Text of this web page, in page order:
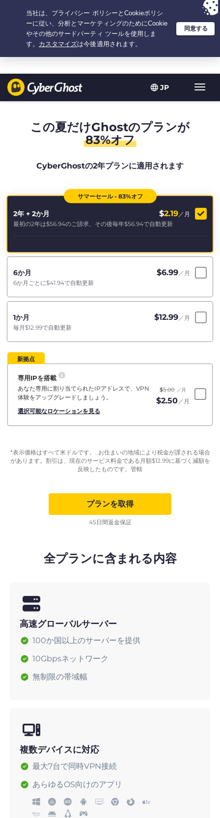
JP
ト
グ
選択プラン：2.1666666666667年間 $ 2.19 /月の 大特価
この夏だけGhostのプランが
83%オフ
CyberGhostの2年プランに適用されます
サマーセール - 83%オフ
2年 + 2か月 $2.19 ／月
最初の2年は$56.94のご請求、その後毎年$56.94で自動更新
6か月 $6.99 ／月
6か月ごとに$41.94で自動更新
1か月 $12.99 ／月
毎月$12.99で自動更新
新拠点
専用IPを搭載
あなた専用に割り当てられたIPアドレスで、VPN
体験をアップグレードしましょう。
選択可能なロケーションを見る
$5.00 ／月
$2.50 ／月
*表示価格はすべて米ドルです。. お住まいの地域により税金が課される場合
があります。割引は、現在のサービス料金である月額$12.99に基づく減額を
反映したものです。管轄
プランを取得
45日間返金保証
全プランに含まれる内容
高速グローバルサーバー
100か国以上のサーバーを提供
10Gbpsネットワーク
無制限の帯域幅
複数デバイスに対応
最大7台で同時VPN接続
あらゆるOS向けのアプリ